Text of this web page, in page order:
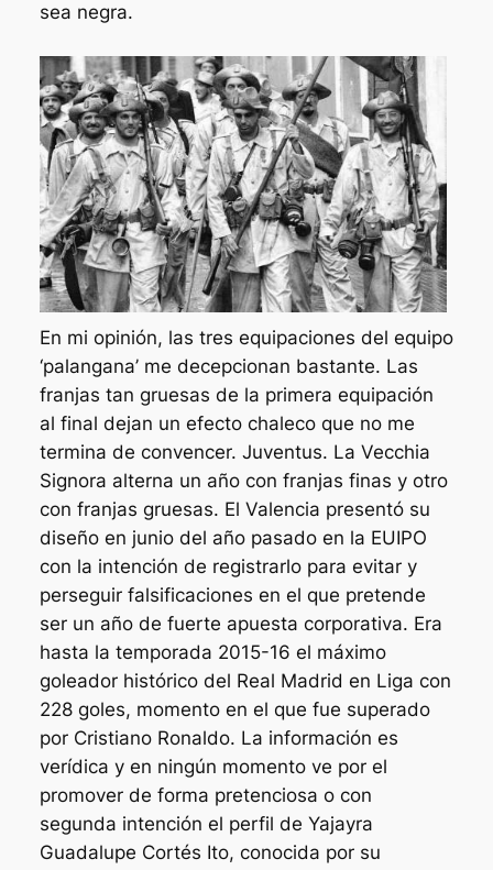
sea negra.
En mi opinión, las tres equipaciones del equipo
‘palangana’ me decepcionan bastante. Las
franjas tan gruesas de la primera equipación
al final dejan un efecto chaleco que no me
termina de convencer. Juventus. La Vecchia
Signora alterna un año con franjas finas y otro
con franjas gruesas. El Valencia presentó su
diseño en junio del año pasado en la EUIPO
con la intención de registrarlo para evitar y
perseguir falsificaciones en el que pretende
ser un año de fuerte apuesta corporativa. Era
hasta la temporada 2015-16 el máximo
goleador histórico del Real Madrid en Liga con
228 goles, momento en el que fue superado
por Cristiano Ronaldo. La información es
verídica y en ningún momento ve por el
promover de forma pretenciosa o con
segunda intención el perfil de Yajayra
Guadalupe Cortés Ito, conocida por su